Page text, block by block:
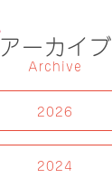
アーカイブ
Archive
2026
2024